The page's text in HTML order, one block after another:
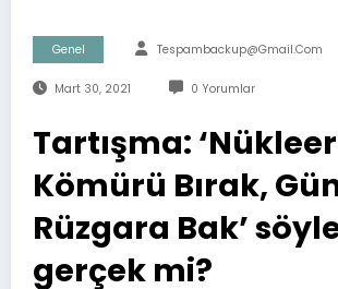
Genel Tespambackup@gmail.com
Mart 30, 2021 0 Yorumlar
Tartışma:
Kömürü Bırak,
Rüzgara Bak’
gerçek mi?